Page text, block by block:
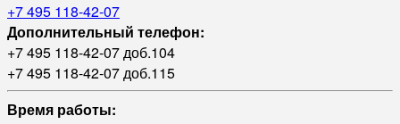
+7 495 118-42-07
Дополнительный телефон:
+7 495 118-42-07 доб.104
+7 495 118-42-07 доб.115
Время работы: